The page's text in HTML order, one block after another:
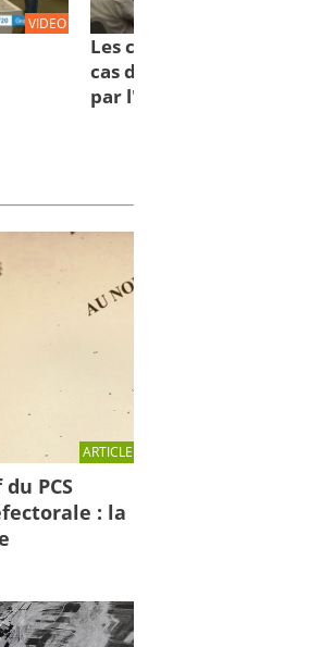
VIDEO
Les comportements à
cas d'inondations : des
par l'IRMa et la mission
ARTICLE
PCS
: la